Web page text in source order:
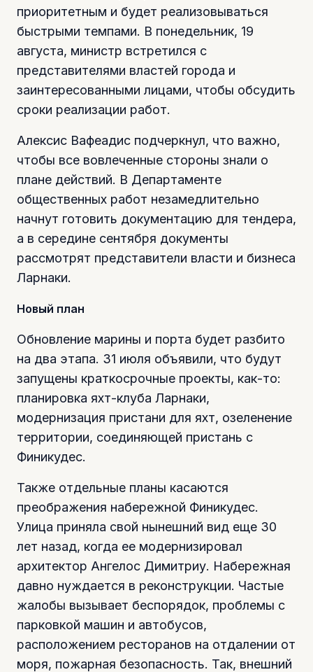
приоритетным и будет реализовываться
быстрыми темпами. В понедельник, 19
августа, министр встретился с
представителями властей города и
заинтересованными лицами, чтобы обсудить
сроки реализации работ.
Алексис Вафеадис подчеркнул, что важно,
чтобы все вовлеченные стороны знали о
плане действий. В Департаменте
общественных работ незамедлительно
начнут готовить документацию для тендера,
а в середине сентября документы
рассмотрят представители власти и бизнеса
Ларнаки.
Новый план
Обновление марины и порта будет разбито
на два этапа. 31 июля объявили, что будут
запущены краткосрочные проекты, как-то:
планировка яхт-клуба Ларнаки,
модернизация пристани для яхт, озеленение
территории, соединяющей пристань с
Финикудес.
Также отдельные планы касаются
преображения набережной Финикудес.
Улица приняла свой нынешний вид еще 30
лет назад, когда ее модернизировал
архитектор Ангелос Димитриу. Набережная
давно нуждается в реконструкции. Частые
жалобы вызывает беспорядок, проблемы с
парковкой машин и автобусов,
расположением ресторанов на отдалении от
моря, пожарная безопасность. Так, внешний